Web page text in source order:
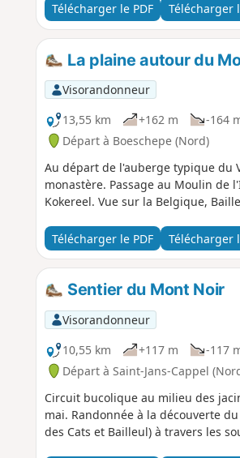
Télécharger le PDF
Télécharger
La plaine autour du
Visorandonneur
13,55 km
+162 m -164
Départ à Boeschepe (Nord)
Au départ de l'auberge typique du
monastère. Passage au Moulin de
Kokereel. Vue sur la Belgique,
Télécharger le PDF Télécharger
Sentier du Mont Noir
Visorandonneur
10,55 km
+117 m -117
Départ à Saint-Jans-Cappel
Circuit bucolique au milieu des
mai. Randonnée à la découverte
des Cats et Bailleul) à travers les